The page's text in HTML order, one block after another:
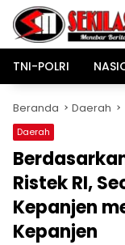
Langsung
konten
TNI-POLRI
Beranda Daerah
Daerah
Ristek RI,
Kepanjen
Kepanjen